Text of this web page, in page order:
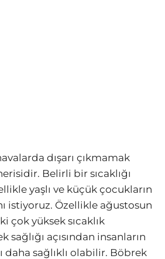
dışarı çıkmamak
Belirli bir sıcaklığı
yaşlı ve küçük çocukların
istiyoruz. Özellikle ağustosun
çok yüksek sıcaklık
açısından insanların
sağlıklı olabilir. Böbrek